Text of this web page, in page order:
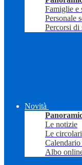
Famiglie e
Personale
Percorsi di
Novità
Le notizie
Le circolari
Calendario
Albo